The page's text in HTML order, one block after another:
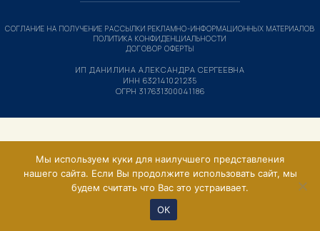
ИП ДАНИЛИНА АЛЕКСАНДРА СЕРГЕЕВНА
ИНН 632141021235
ОГРН 317631300041186
СОГЛАНИЕ НА ПОЛУЧЕНИЕ РАССЫЛКИ РЕКЛАМНО-ИНФОРМАЦИОННЫХ МАТЕРИАЛОВ
ПОЛИТИКА КОНФИДЕНЦИАЛЬНОСТИ
ДОГОВОР ОФЕРТЫ
Мы используем куки для наилучшего представления
нашего сайта. Если Вы продолжите использовать сайт, мы
будем считать что Вас это устраивает.
ОК